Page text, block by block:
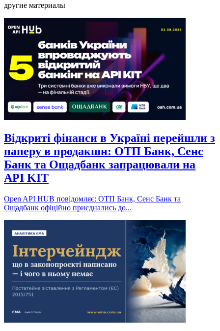
другие материалы
Відкриті фінанси в Україні перейшли з
паперу в продакшн: ОТП Банк, Сенс
Банк та Ощадбанк запрацювали на
API KIT
Open API HUB повідомляє: ОТП Банк, Сенс Банк та
Ощадбанк офіційно приєднались до...